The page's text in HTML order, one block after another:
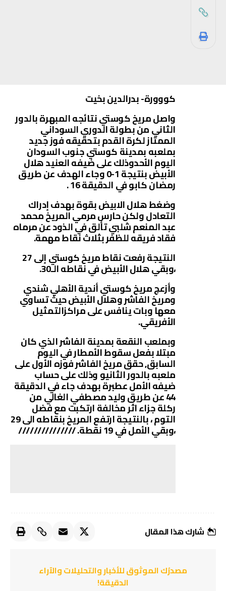
كووورة- بدرالدين بخيت
واصل مريخ كوستي نتائجه المبهرة بالدور
الثاني من بطولة الدوري السوداني
الممتاز لكرة القدم بتحقيقه فوز جديد
بملعبه بمدينة كوستي جنوب السودان
اليوم الأحدوذلك على ضيفه العنيد هلال
الأبيض بنتيجة 1-0 وجاء الهدف عن طريق
رمضان كابو في الدقيقة 16 .
وضغط هلال الابيض بقوة بهدف إدراك
التعادل ولكن حارس مرمي المريخ محمد
عبد المنعم شلبي تألق في الذود عن مرماه
فقاد فريقه للظفر بثلاث نقاط مهمة.
النتيجة رفعت نقاط مريخ كوستي إلى 27
،وبقي هلال الأبيض في نقاطه الـ30.
وأزعج مريخ كوستي أندية الأهلي شندي
ومريخ الفاشر وهلال الأبيض حيث تساوي
معها وبات ينافس على مراكزالتمثيل
الأفريقي.
وبملعب النقعة بمدينة الفاشر الذي كان
مبتلا بفعل سقوط الأمطار في اليوم
السابق, حقق مريخ الفاشر فوزه الأول على
ملعبه بالدور الثانيو وذلك على حساب
ضيفه الأمل عطبرة بهدف جاء في الدقيقة
44 عن طريق وليد مصطفي الغالي من
ركلة جزاء اثر مخالفة ارتكبت مع فضل
التوم ، بالنتيجة ارتفع المريخ بنقاطه الى 29
،وبقي الأمل في 19 نقطة. ///////////////
شارك هذا المقال
مصدرُك الموثوق للأخبار والتحليلات والآراء
الدقيقة!